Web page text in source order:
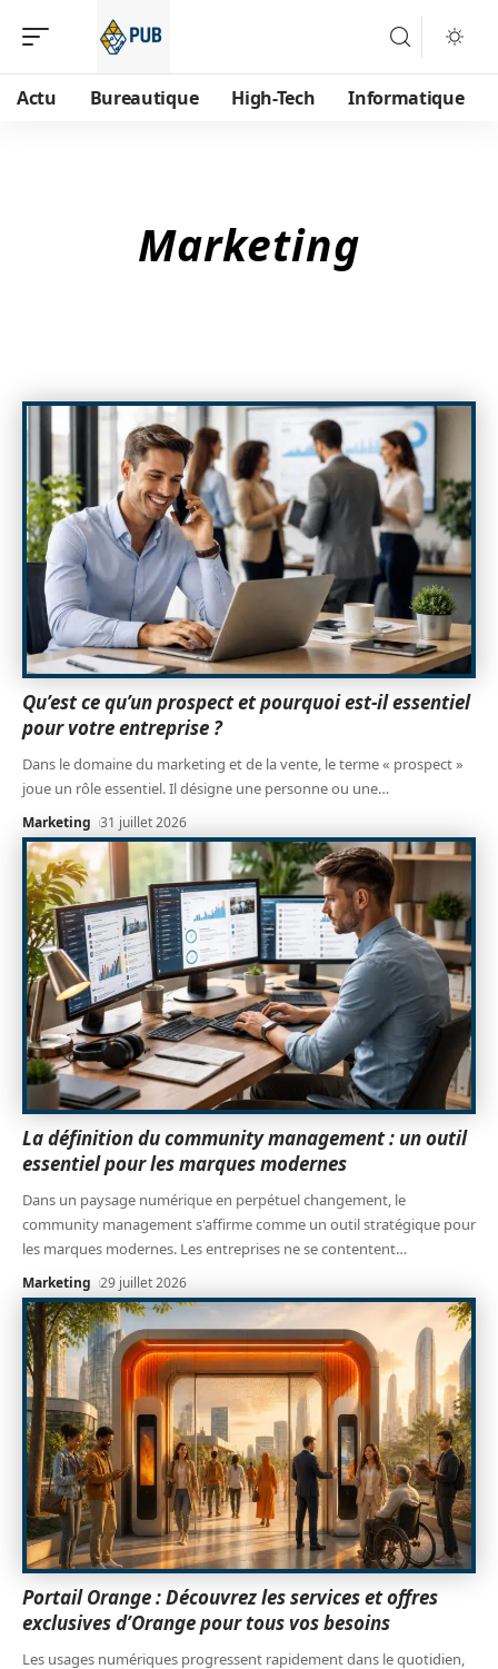
Actu Bureautique High-Tech Informatique
Marketing
Qu’est ce qu’un prospect et pourquoi est-il essentiel
pour votre entreprise ?
Dans le domaine du marketing et de la vente, le terme « prospect »
joue un rôle essentiel. Il désigne une personne ou une…
Marketing 31 juillet 2026
La définition du community management : un outil
essentiel pour les marques modernes
Dans un paysage numérique en perpétuel changement, le
community management s'affirme comme un outil stratégique pour
les marques modernes. Les entreprises ne se contentent…
Marketing 29 juillet 2026
Portail Orange : Découvrez les services et offres
exclusives d’Orange pour tous vos besoins
Les usages numériques progressent rapidement dans le quotidien,